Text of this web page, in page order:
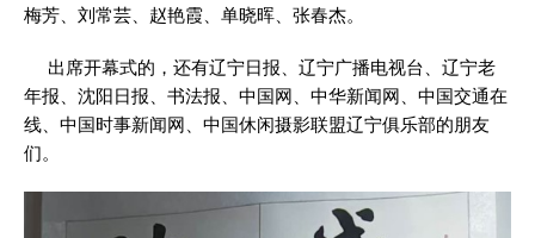
梅芳、刘常芸、赵艳霞、单晓晖、张春杰。
出席开幕式的，还有辽宁日报、辽宁广播电视台、辽宁老
年报、沈阳日报、书法报、中国网、中华新闻网、中国交通在
线、中国时事新闻网、中国休闲摄影联盟辽宁俱乐部的朋友
们。